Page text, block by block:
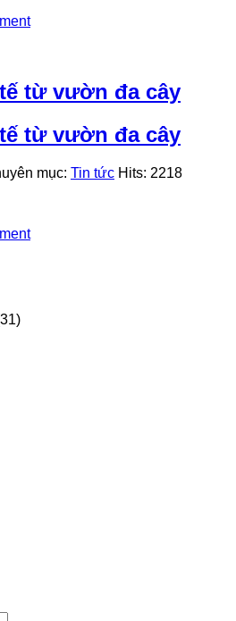
từ vườn đa cây
từ vườn đa cây
mục: Tin tức Hits: 2218